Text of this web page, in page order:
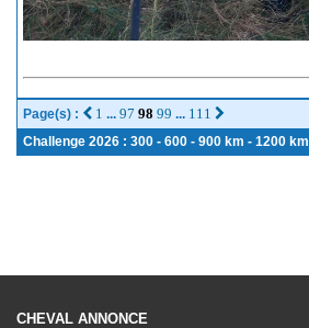
Page(s) : 1 ... 97 98 99 ... 111
Challenge 2026 : 300 - 600 - 900 km - 1200 km
CHEVAL ANNONCE